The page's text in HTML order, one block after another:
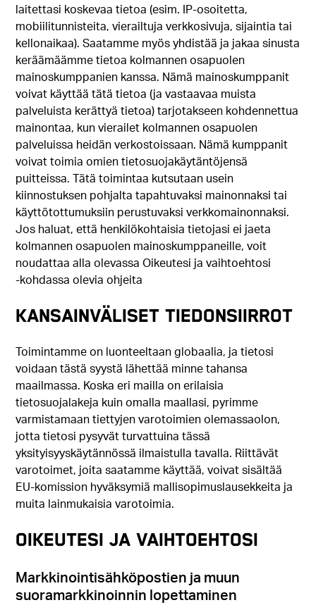
laitettasi koskevaa tietoa (esim. IP-osoitetta,
mobiilitunnisteita, vierailtuja verkkosivuja, sijaintia tai
kellonaikaa). Saatamme myös yhdistää ja jakaa sinusta
keräämäämme tietoa kolmannen osapuolen
mainoskumppanien kanssa. Nämä mainoskumppanit
voivat käyttää tätä tietoa (ja vastaavaa muista
palveluista kerättyä tietoa) tarjotakseen kohdennettua
mainontaa, kun vierailet kolmannen osapuolen
palveluissa heidän verkostoissaan. Nämä kumppanit
voivat toimia omien tietosuojakäytäntöjensä
puitteissa. Tätä toimintaa kutsutaan usein
kiinnostuksen pohjalta tapahtuvaksi mainonnaksi tai
käyttötottumuksiin perustuvaksi verkkomainonnaksi.
Jos haluat, että henkilökohtaisia tietojasi ei jaeta
kolmannen osapuolen mainoskumppaneille, voit
noudattaa alla olevassa Oikeutesi ja vaihtoehtosi
‑kohdassa olevia ohjeita
KANSAINVÄLISET TIEDONSIIRROT
Toimintamme on luonteeltaan globaalia, ja tietosi
voidaan tästä syystä lähettää minne tahansa
maailmassa. Koska eri mailla on erilaisia
tietosuojalakeja kuin omalla maallasi, pyrimme
varmistamaan tiettyjen varotoimien olemassaolon,
jotta tietosi pysyvät turvattuina tässä
yksityisyyskäytännössä ilmaistulla tavalla. Riittävät
varotoimet, joita saatamme käyttää, voivat sisältää
EU-komission hyväksymiä mallisopimuslausekkeita ja
muita lainmukaisia varotoimia.
OIKEUTESI JA VAIHTOEHTOSI
Markkinointisähköpostien ja muun
suoramarkkinoinnin lopettaminen